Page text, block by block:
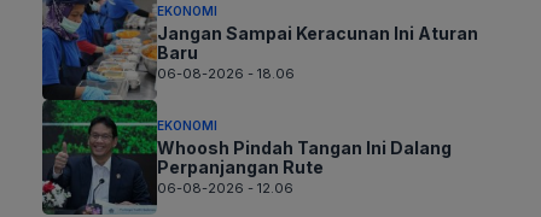
EKONOMI
Jangan Sampai Keracunan Ini Aturan
Baru
06-08-2026 - 18.06
EKONOMI
Whoosh Pindah Tangan Ini Dalang
Perpanjangan Rute
06-08-2026 - 12.06